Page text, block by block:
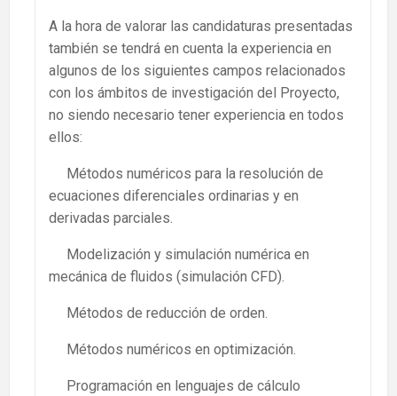
A la hora de valorar las candidaturas presentadas
también se tendrá en cuenta la experiencia en
algunos de los siguientes campos relacionados
con los ámbitos de investigación del Proyecto,
no siendo necesario tener experiencia en todos
ellos:
Métodos numéricos para la resolución de
ecuaciones diferenciales ordinarias y en
derivadas parciales.
Modelización y simulación numérica en
mecánica de fluidos (simulación CFD).
Métodos de reducción de orden.
Métodos numéricos en optimización.
Programación en lenguajes de cálculo